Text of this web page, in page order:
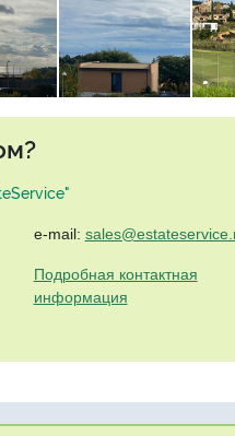
e-mail:
Подробная контактная
информация